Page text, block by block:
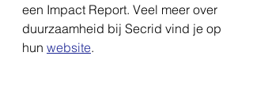
een Impact Report. Veel meer over
duurzaamheid bij Secrid vind je op
hun website.